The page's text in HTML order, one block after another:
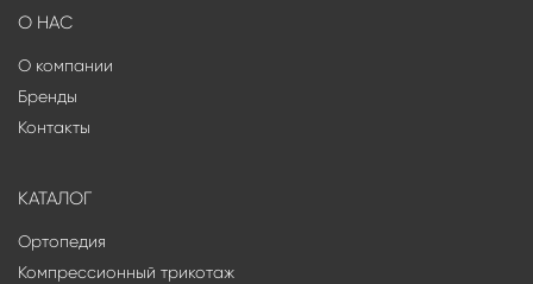
О НАС
О компании
Бренды
Контакты
КАТАЛОГ
Ортопедия
Компрессионный трикотаж